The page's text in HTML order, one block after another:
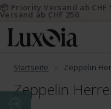
Startseite Zeppelin
Zeppelin
📦 Priority Versand ab
Versand ab CHF 250.